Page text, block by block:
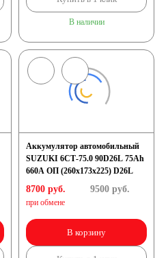
В наличии
Аккумулятор автомобильный
SUZUKI 6СТ-75.0 90D26L 75Ah
660A ОП (260х173х225) D26L
8700 руб.
при обмене
9500руб.
В корзину